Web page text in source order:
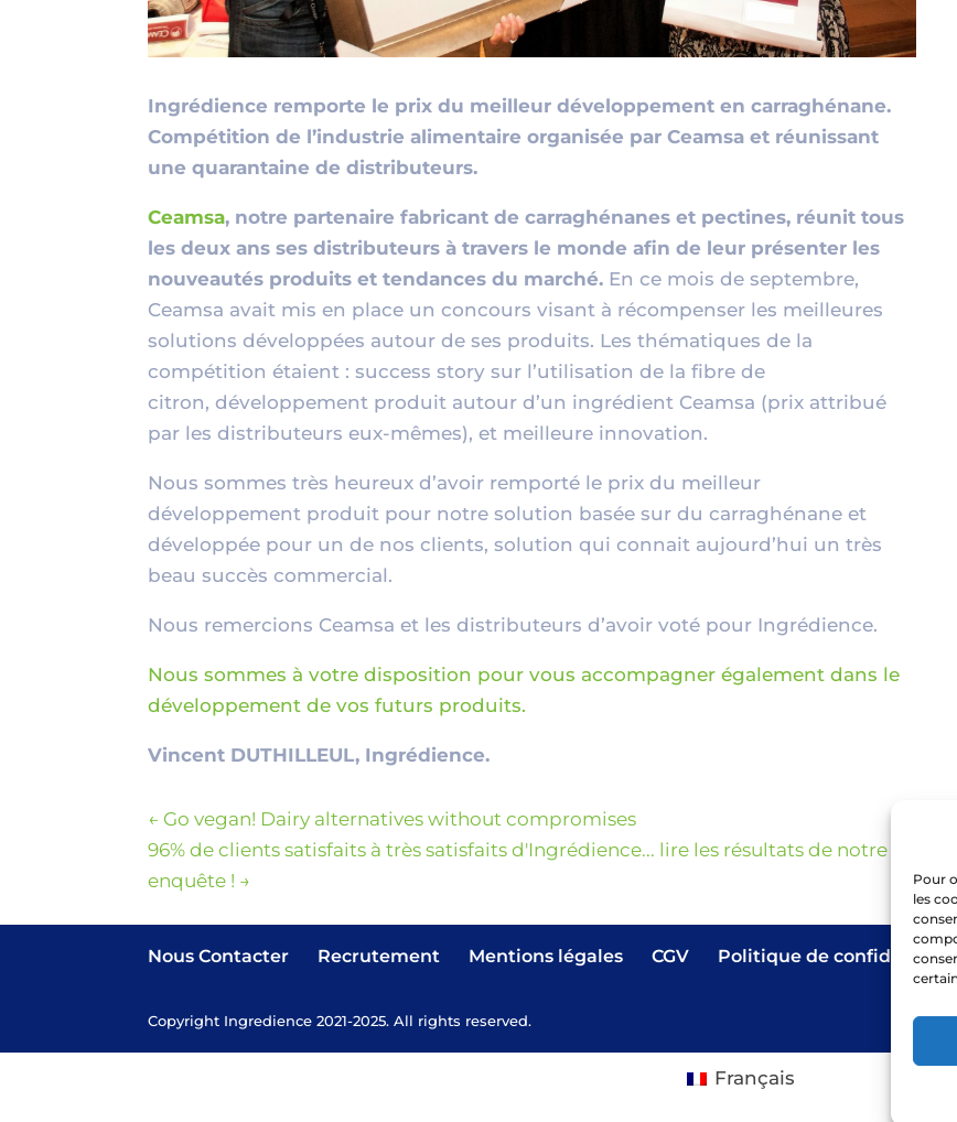
Pour
les
Ingrédience remporte le prix du meilleur développement en carraghénane.
Compétition de l’industrie alimentaire organisée par Ceamsa et réunissant
une quarantaine de distributeurs.
Ceamsa, notre partenaire fabricant de carraghénanes et pectines, réunit tous
les deux ans ses distributeurs à travers le monde afin de leur présenter les
nouveautés produits et tendances du marché. En ce mois de septembre,
Ceamsa avait mis en place un concours visant à récompenser les meilleures
solutions développées autour de ses produits. Les thématiques de la
compétition étaient : success story sur l’utilisation de la fibre de
citron, développement produit autour d’un ingrédient Ceamsa (prix attribué
par les distributeurs eux-mêmes), et meilleure innovation.
Nous sommes très heureux d’avoir remporté le prix du meilleur
développement produit pour notre solution basée sur du carraghénane et
développée pour un de nos clients, solution qui connait aujourd’hui un très
beau succès commercial.
Nous remercions Ceamsa et les distributeurs d’avoir voté pour Ingrédience.
Nous sommes à votre disposition pour vous accompagner également dans le
développement de vos futurs produits.
Vincent DUTHILLEUL, Ingrédience.
← Go vegan! Dairy alternatives without compromises
96% de clients satisfaits à très satisfaits d'Ingrédience... lire les résultats de notre
enquête ! →
Nous Contacter Recrutement Mentions légales CGV Politique de
Copyright Ingredience 2021-2025. All rights reserved.
Français